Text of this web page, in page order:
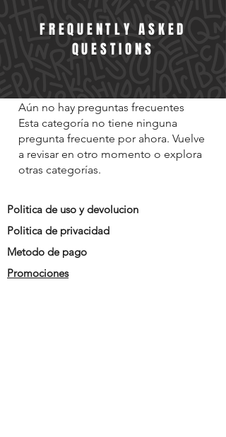
FREQUENTLY ASKED
QUESTIONS
Aún no hay preguntas frecuentes
Esta categoría no tiene ninguna
pregunta frecuente por ahora. Vuelve
a revisar en otro momento o explora
otras categorías.
Politica de uso y devolucion
Politica de privacidad
Metodo de pago
Promociones